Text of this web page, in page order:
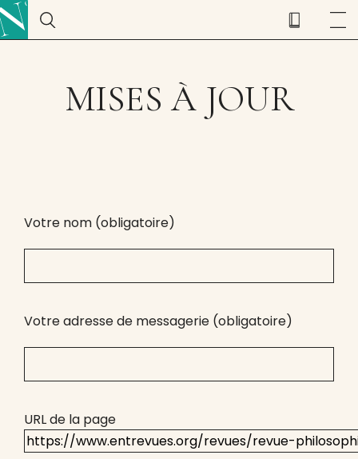
MISES À JOUR
Votre nom (obligatoire)
Votre adresse de messagerie (obligatoire)
URL de la page